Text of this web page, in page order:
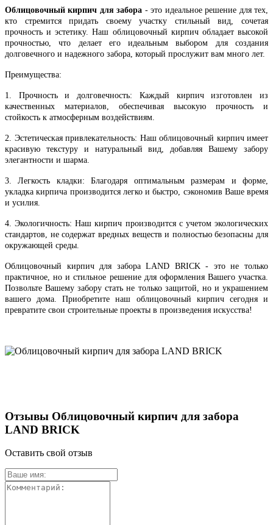
Облицовочный кирпич для забора - это идеальное решение для тех,
кто стремится придать своему участку стильный вид, сочетая
прочность и эстетику. Наш облицовочный кирпич обладает высокой
прочностью, что делает его идеальным выбором для создания
долговечного и надежного забора, который прослужит вам много лет.
Преимущества:
1. Прочность и долговечность: Каждый кирпич изготовлен из
качественных материалов, обеспечивая высокую прочность и
стойкость к атмосферным воздействиям.
2. Эстетическая привлекательность: Наш облицовочный кирпич имеет
красивую текстуру и натуральный вид, добавляя Вашему забору
элегантности и шарма.
3. Легкость кладки: Благодаря оптимальным размерам и форме,
укладка кирпича производится легко и быстро, сэкономив Ваше время
и усилия.
4. Экологичность: Наш кирпич производится с учетом экологических
стандартов, не содержат вредных веществ и полностью безопасны для
окружающей среды.
Облицовочный кирпич для забора LAND BRICK - это не только
практичное, но и стильное решение для оформления Вашего участка.
Позвольте Вашему забору стать не только защитой, но и украшением
вашего дома. Приобретите наш облицовочный кирпич сегодня и
превратите свои строительные проекты в произведения искусства!
Отзывы Облицовочный кирпич для забора
LAND BRICK
Оставить свой отзыв